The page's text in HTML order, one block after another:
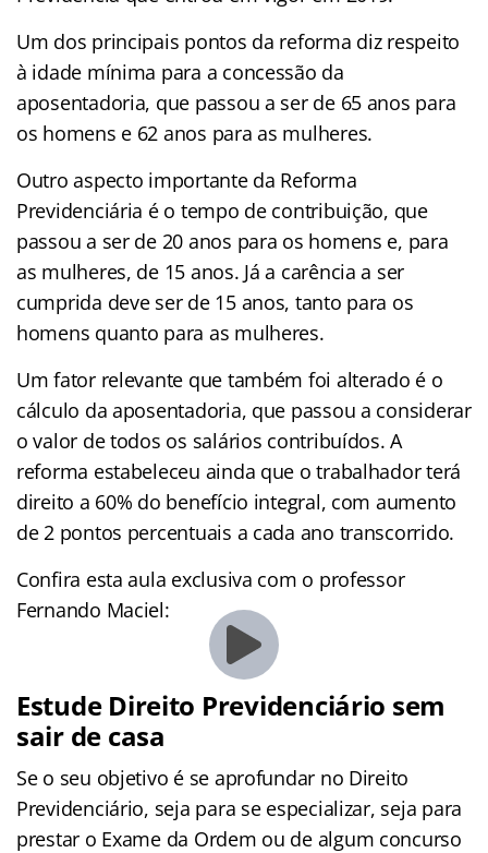
Um dos principais pontos da reforma diz respeito
à idade mínima para a concessão da
aposentadoria, que passou a ser de 65 anos para
os homens e 62 anos para as mulheres.
Outro aspecto importante da Reforma
Previdenciária é o tempo de contribuição, que
passou a ser de 20 anos para os homens e, para
as mulheres, de 15 anos. Já a carência a ser
cumprida deve ser de 15 anos, tanto para os
homens quanto para as mulheres.
Um fator relevante que também foi alterado é o
cálculo da aposentadoria, que passou a considerar
o valor de todos os salários contribuídos. A
reforma estabeleceu ainda que o trabalhador terá
direito a 60% do benefício integral, com aumento
de 2 pontos percentuais a cada ano transcorrido.
Confira esta aula exclusiva com o professor
Fernando Maciel:
Estude Direito Previdenciário sem
sair de casa
Se o seu objetivo é se aprofundar no Direito
Previdenciário, seja para se especializar, seja para
prestar o Exame da Ordem ou de algum concurso